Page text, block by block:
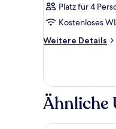
Platz für 4
Kostenloses
Weitere Details
Weitere
Ähnliche